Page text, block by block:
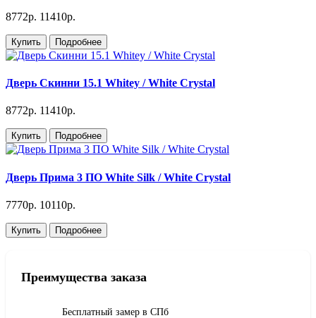
8772р. 11410р.
Купить Подробнее
Дверь Скинни 15.1 Whitey / White Сrystal
8772р. 11410р.
Купить Подробнее
Дверь Прима 3 ПО White Silk / White Сrystal
7770р. 10110р.
Купить Подробнее
Преимущества заказа
Бесплатный замер в СПб